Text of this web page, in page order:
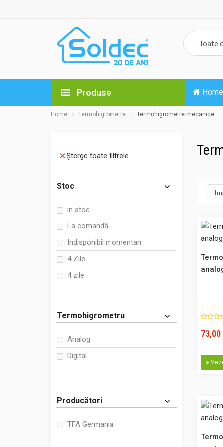
Produse Home
Home Termohigrometre Termohigrometre mecanice
-20%
73,00
Șterge toate filtrele
Stoc
in stoc
La comandă
Indisponibil momentan
4 Zile
4 zile
10 zile
Termohigrometru
Analog
Digital
Producători
TFA Germania